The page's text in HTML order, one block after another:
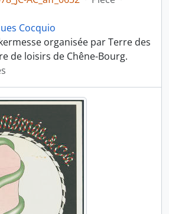
Cocquio
organisée par Terre des
de loisirs de Chêne-Bourg.